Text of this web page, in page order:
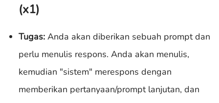
(x1)
Tugas: Anda akan diberikan sebuah prompt dan
perlu menulis respons. Anda akan menulis,
kemudian "sistem" merespons dengan
memberikan pertanyaan/prompt lanjutan, dan